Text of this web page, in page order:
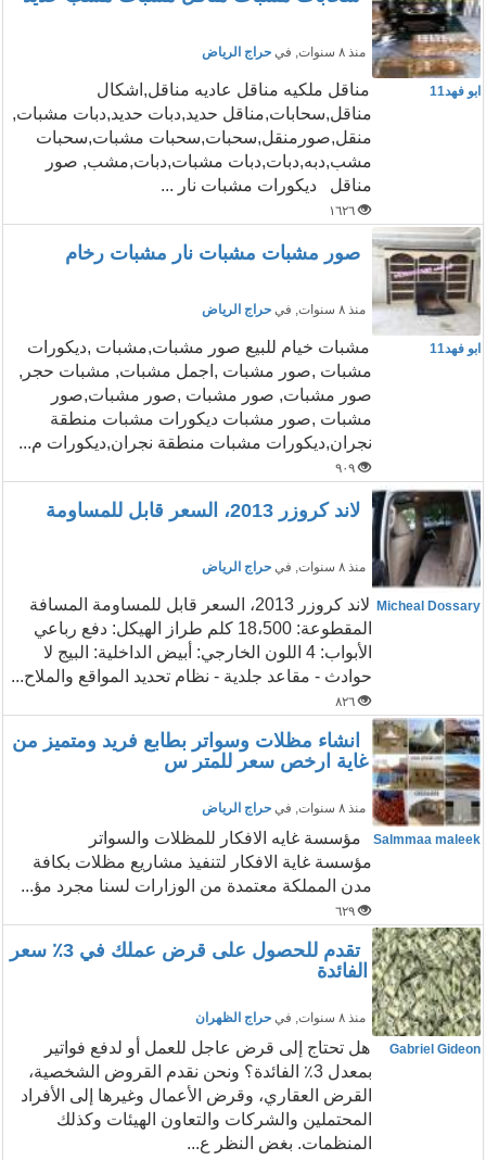
منذ ٨ سنوات , في حراج الرياض
ابو فهد11
مناقل ملكيه مناقل عاديه مناقل,اشكال
مناقل,سحابات,مناقل حديد,دبات حديد,دبات مشبات,
منقل,صورمنقل,سحبات,سحبات مشبات,سحبات
مشب,دبه,دبات,دبات مشبات,دبات,مشب, صور
مناقل ديكورات مشبات نار ...
١٦٢٦
صور مشبات مشبات نار مشبات رخام
منذ ٨ سنوات , في حراج الرياض
ابو فهد11
مشبات خيام للبيع صور مشبات,مشبات ,ديكورات
مشبات ,صور مشبات ,اجمل مشبات, مشبات حجر,
صور مشبات, صور مشبات ,صور مشبات,صور
مشبات ,صور مشبات ديكورات مشبات منطقة
نجران,ديكورات مشبات منطقة نجران,ديكورات م...
٩٠٩
لاند كروزر 2013، السعر قابل للمساومة
منذ ٨ سنوات , في حراج الرياض
Micheal Dossary
لاند كروزر 2013، السعر قابل للمساومة المسافة
المقطوعة: 18،500 كلم طراز الهيكل: دفع رباعي
الأبواب: 4 اللون الخارجي: أبيض الداخلية: البيج لا
حوادث - مقاعد جلدية - نظام تحديد المواقع والملاح...
٨٢٦
انشاء مظلات وسواتر بطابع فريد ومتميز من
غاية ارخص سعر للمتر س
منذ ٨ سنوات , في حراج الرياض
Salmmaa maleek
مؤسسة غايه الافكار للمظلات والسواتر
مؤسسة غاية الافكار لتنفيذ مشاريع مظلات بكافة
مدن المملكة معتمدة من الوزارات لسنا مجرد مؤ...
٦٢٩
تقدم للحصول على قرض عملك في 3٪ سعر
الفائدة
منذ ٨ سنوات , في حراج الظهران
Gabriel Gideon
هل تحتاج إلى قرض عاجل للعمل أو لدفع فواتير
بمعدل 3٪ الفائدة؟ ونحن نقدم القروض الشخصية،
القرض العقاري، وقرض الأعمال وغيرها إلى الأفراد
المحتملين والشركات والتعاون الهيئات وكذلك
المنظمات. بغض النظر ع...